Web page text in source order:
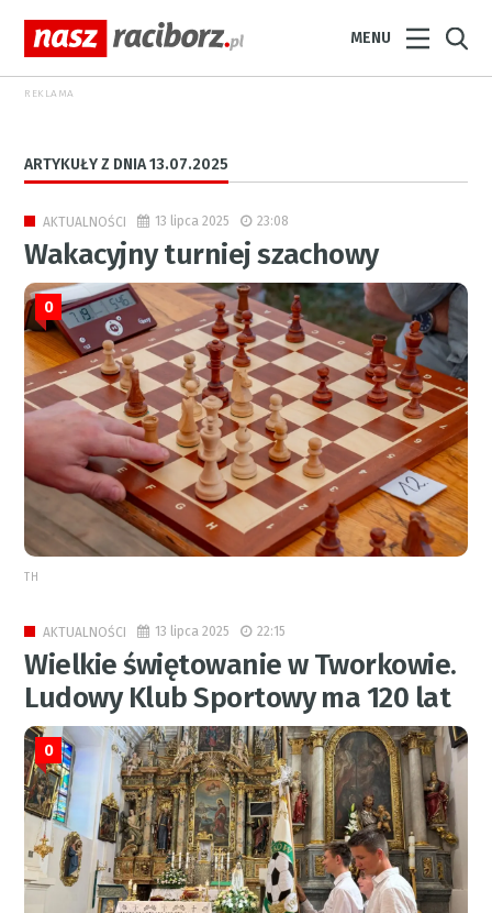
MENU
REKLAMA
ARTYKUŁY Z DNIA 13.07.2025
AKTUALNOŚCI 13 lipca 2025 23:08
Wakacyjny turniej szachowy
0
TH
AKTUALNOŚCI 13 lipca 2025 22:15
Wielkie świętowanie w Tworkowie.
Ludowy Klub Sportowy ma 120 lat
0